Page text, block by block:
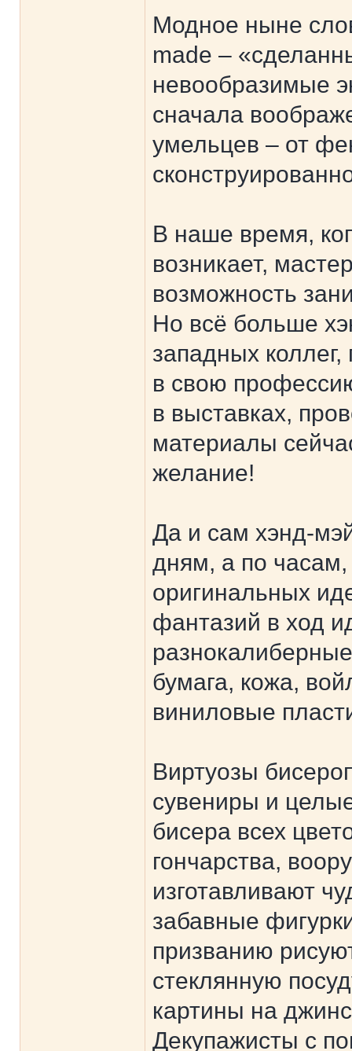
Модное ныне
made –
невообразимые
сначала
умельцев – от
В наше время,
возникает,
возможность
Но всё больше
западных
в свою
в выставках,
материалы
желание!
Да и сам хэнд-
дням, а по
оригинальных
фантазий в ход
бумага, кожа,
виниловые
Виртуозы
сувениры и
бисера всех
гончарства,
изготавливают
забавные
призванию
стеклянную
картины на
Декупажисты с